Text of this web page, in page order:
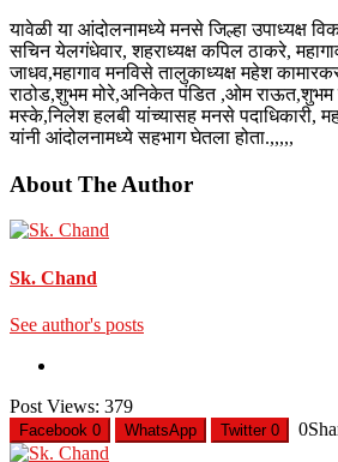
यावेळी या आंदोलनामध्ये मनसे जिल्हा उपाध्यक्ष
सचिन येलगंधेवार, शहराध्यक्ष कपिल ठाकरे,
जाधव,महागाव मनविसे तालुकाध्यक्ष महेश
राठोड,शुभम मोरे,अनिकेत पंडित ,ओम राऊत,शुभम
मस्के,निलेश हलबी यांच्यासह मनसे पदाधिकारी,
यांनी आंदोलनामध्ये सहभाग घेतला होता.,,,,,
About The Author
Sk. Chand
See author's posts
Post Views: 379
Facebook 0 WhatsApp Twitter 0 0